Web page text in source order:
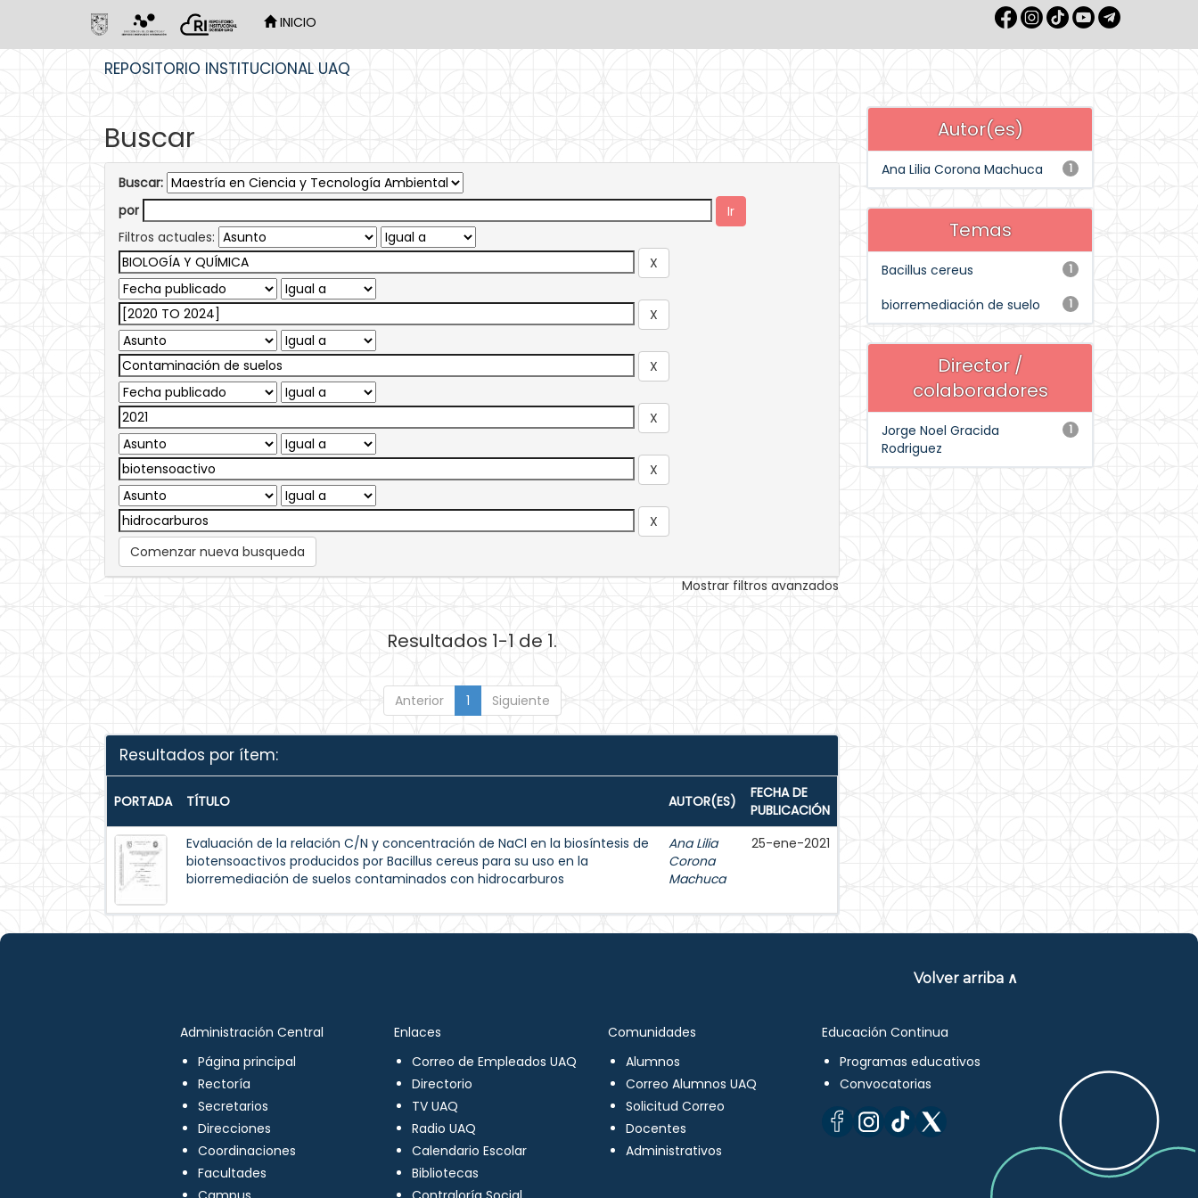
INICIO
REPOSITORIO INSTITUCIONAL UAQ
Buscar
Buscar:
por
Filtros actuales:
Comenzar nueva busqueda
Mostrar filtros avanzados
Resultados 1-1 de 1.
Anterior 1 Siguiente
Resultados por ítem:
PORTADA TÍTULO AUTOR(ES)
FECHA DE
PUBLICACIÓN
Evaluación de la relación C/N y concentración de NaCl en la biosíntesis de
biotensoactivos producidos por Bacillus cereus para su uso en la
biorremediación de suelos contaminados con hidrocarburos
Ana Lilia
Corona
Machuca
25-ene-2021
Autor(es)
1
Ana Lilia Corona Machuca
Temas
1
Bacillus cereus
1
biorremediación de suelo
Director /
colaboradores
1
Jorge Noel Gracida
Rodriguez
Volver arriba ∧
Administración Central
Página principal
Rectoría
Secretarios
Direcciones
Coordinaciones
Facultades
Enlaces
Correo de Empleados UAQ
Directorio
TV UAQ
Radio UAQ
Calendario Escolar
Bibliotecas
Comunidades
Alumnos
Correo Alumnos UAQ
Solicitud Correo
Docentes
Administrativos
Educación Continua
Programas educativos
Convocatorias